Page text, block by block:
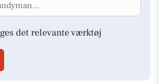
det relevante værktøj